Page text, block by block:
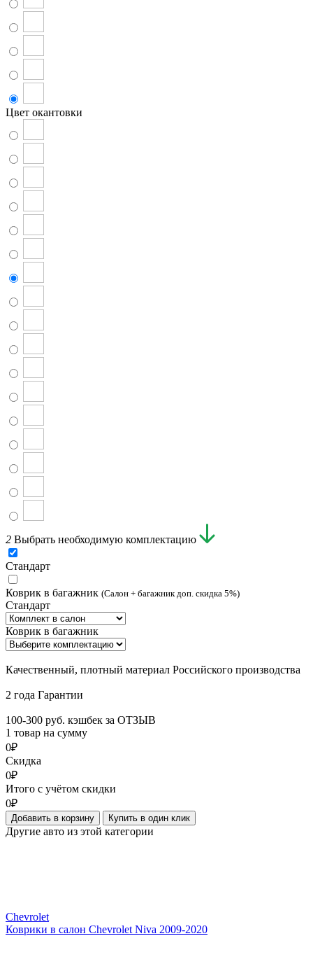
Цвет окантовки
2 Выбрать необходимую комплектацию
Стандарт
Коврик в багажник (Салон + багажник доп. скидка 5%)
Стандарт
Коврик в багажник
Качественный, плотный материал Российского производства
2 года Гарантии
100-300 руб. кэшбек за ОТЗЫВ
1 товар на сумму
0₽
Скидка
0₽
Итого с учётом скидки
0₽
Добавить в корзину Купить в один клик
Другие авто из этой категории
Chevrolet
Коврики в салон Chevrolet Niva 2009-2020